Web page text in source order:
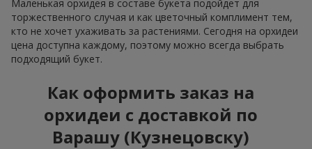
Маленькая орхидея в составе букета подойдет для
торжественного случая и как цветочный комплимент тем,
кто не хочет ухаживать за растениями. Сегодня на орхидеи
цена доступна каждому, поэтому можно всегда выбрать
подходящий букет.
Как оформить заказ на
орхидеи с доставкой по
Варашу (Кузнецовску)